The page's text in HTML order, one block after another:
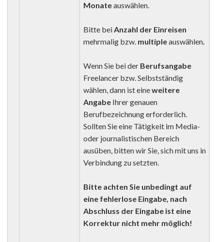
Monateauswählen.
Bitte beiAnzahl der Einreisen
mehrmalig bzw. multipleauswählen.
Wenn Sie bei der Berufsangabe
Freelancer bzw. Selbstständig
wählen, dann ist eineweitere
Angabe Ihrer genauen
Berufbezeichnung erforderlich.
Sollten Sie eine Tätigkeit im Media-
oder journalistischen Bereich
ausüben, bitten wir Sie, sich mit uns in
Verbindung zu setzten.
Bitte achten Sie unbedingt auf
eine fehlerlose Eingabe, nach
Abschluss der Eingabe ist eine
Korrektur nicht mehr möglich!